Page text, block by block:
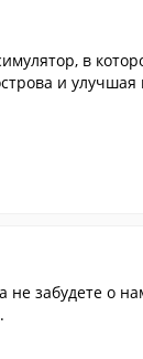
в
и улучшая
забудете о